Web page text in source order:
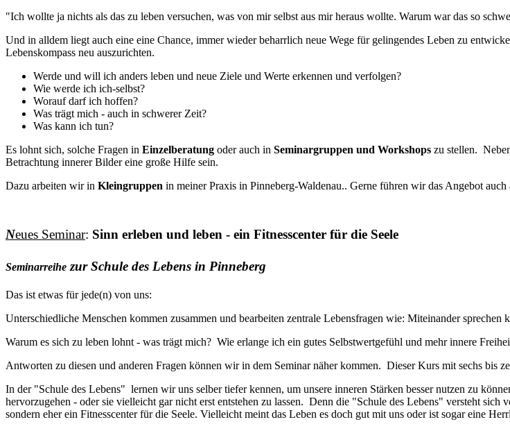
"Ich wollte ja nichts als das zu leben versuchen, was von mir selbst aus mir heraus wollte. Warum war das so
Und in alldem liegt auch eine eine Chance, immer wieder beharrlich neue Wege für gelingendes Leben zu
Lebenskompass neu auszurichten.
Werde und will ich anders leben und neue Ziele und Werte erkennen und verfolgen?
Wie werde ich ich-selbst?
Worauf darf ich hoffen?
Was trägt mich - auch in schwerer Zeit?
Was kann ich tun?
Es lohnt sich, solche Fragen in Einzelberatung oder auch in Seminargruppen und Workshops zu stellen.
Betrachtung innerer Bilder eine große Hilfe sein.
Dazu arbeiten wir in Kleingruppen in meiner Praxis in Pinneberg-Waldenau.. Gerne führen wir das Angebot auch
Neues Seminar: Sinn erleben und leben - ein Fitnesscenter für die Seele
Seminarreihe zur Schule des Lebens in Pinneberg
Das ist etwas für jede(n) von uns:
Unterschiedliche Menschen kommen zusammen und bearbeiten zentrale Lebensfragen wie: Miteinander
Warum es sich zu leben lohnt - was trägt mich? Wie erlange ich ein gutes Selbstwertgefühl und mehr innere
Antworten zu diesen und anderen Fragen können wir in dem Seminar näher kommen. Dieser Kurs mit sechs bis
In der "Schule des Lebens" lernen wir uns selber tiefer kennen, um unsere inneren Stärken besser nutzen zu
hervorzugehen - oder sie vielleicht gar nicht erst entstehen zu lassen. Denn die "Schule des Lebens" versteht
sondern eher ein Fitnesscenter für die Seele. Vielleicht meint das Leben es doch gut mit uns oder ist sogar eine